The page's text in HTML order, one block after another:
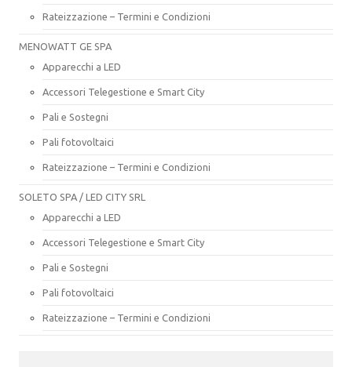
Rateizzazione – Termini e Condizioni
MENOWATT GE SPA
Apparecchi a LED
Accessori Telegestione e Smart City
Pali e Sostegni
Pali fotovoltaici
Rateizzazione – Termini e Condizioni
SOLETO SPA / LED CITY SRL
Apparecchi a LED
Accessori Telegestione e Smart City
Pali e Sostegni
Pali fotovoltaici
Rateizzazione – Termini e Condizioni